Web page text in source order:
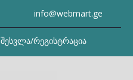
info@webmart.ge
შესვლა/რეგისტრაცია